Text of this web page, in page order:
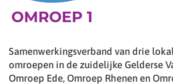
Samenwerkingsverband van drie
omroepen in de zuidelijke Gelderse
Omroep Ede, Omroep Rhenen en